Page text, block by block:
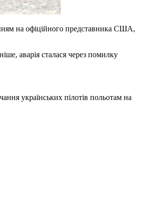
на офіційного представника США,
аварія сталася через помилку
українських пілотів польотам на